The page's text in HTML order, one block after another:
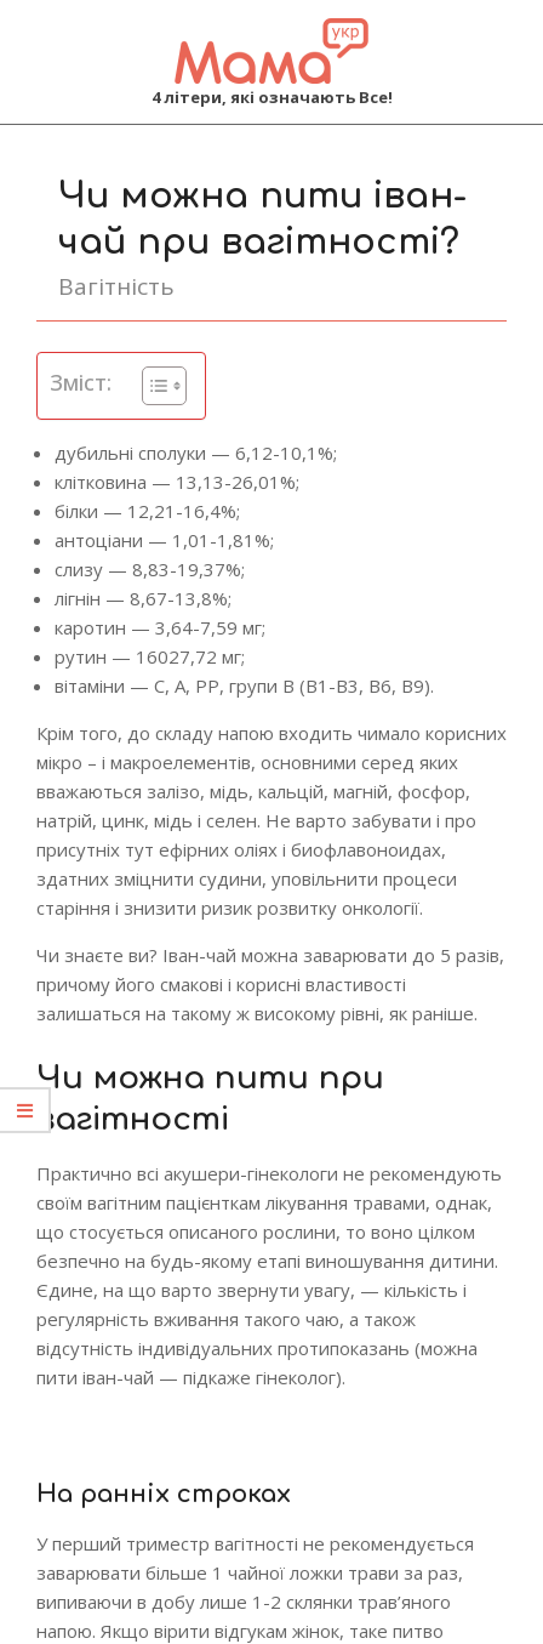
4 літери, які означають Все!
Чи можна пити іван-
чай при вагітності?
Вагітність
Зміст:
дубильні сполуки — 6,12-10,1%;
клітковина — 13,13-26,01%;
білки — 12,21-16,4%;
антоціани — 1,01-1,81%;
слизу — 8,83-19,37%;
лігнін — 8,67-13,8%;
каротин — 3,64-7,59 мг;
рутин — 16027,72 мг;
вітаміни — С, А, РР, групи В (В1-В3, В6, В9).
Крім того, до складу напою входить чимало корисних
мікро – і макроелементів, основними серед яких
вважаються залізо, мідь, кальцій, магній, фосфор,
натрій, цинк, мідь і селен. Не варто забувати і про
присутніх тут ефірних оліях і биофлавоноидах,
здатних зміцнити судини, уповільнити процеси
старіння і знизити ризик розвитку онкології.
Чи знаєте ви? Іван-чай можна заварювати до 5 разів,
причому його смакові і корисні властивості
залишаться на такому ж високому рівні, як раніше.
Чи можна пити при
вагітності
Практично всі акушери-гінекологи не рекомендують
своїм вагітним пацієнткам лікування травами, однак,
що стосується описаного рослини, то воно цілком
безпечно на будь-якому етапі виношування дитини.
Єдине, на що варто звернути увагу, — кількість і
регулярність вживання такого чаю, а також
відсутність індивідуальних протипоказань (можна
пити іван-чай — підкаже гінеколог).
На ранніх строках
У перший триместр вагітності не рекомендується
заварювати більше 1 чайної ложки трави за раз,
випиваючи в добу лише 1-2 склянки трав’яного
напою. Якщо вірити відгукам жінок, таке питво